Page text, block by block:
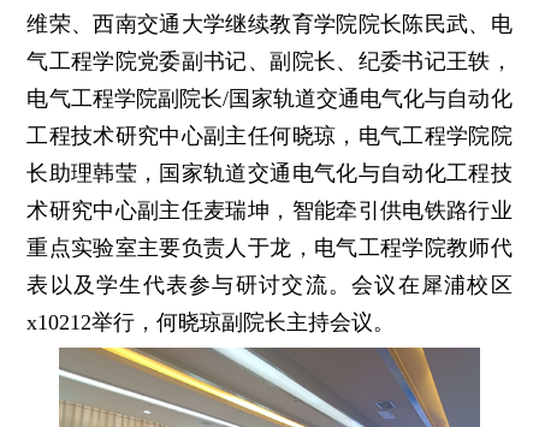
维荣、西南交通大学继续教育学院院长陈民武、电
气工程学院党委副书记、副院长、纪委书记王轶，
电气工程学院副院长/国家轨道交通电气化与自动化
工程技术研究中心副主任何晓琼，电气工程学院院
长助理韩莹，国家轨道交通电气化与自动化工程技
术研究中心副主任麦瑞坤，智能牵引供电铁路行业
重点实验室主要负责人于龙，电气工程学院教师代
表以及学生代表参与研讨交流。会议在犀浦校区
x10212举行，何晓琼副院长主持会议。